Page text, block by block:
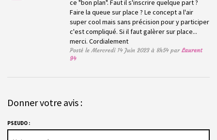
ce "bon plan". Faut il s'inscrire quelque part ?
Faire la queue sur place ? Le concept a l'air
super cool mais sans précision pour y participer
c'est compliqué. Si il faut galèrer sur place...
merci. Cordialement
Posté le Mercredi 14 Juin 2023 à 8h54 parLaurent
94
Donner votre avis :
PSEUDO :